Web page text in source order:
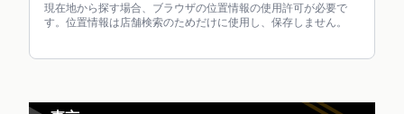
現在地から探す場合、ブラウザの位置情報の使用許可が必要で
す。位置情報は店舗検索のためだけに使用し、保存しません。